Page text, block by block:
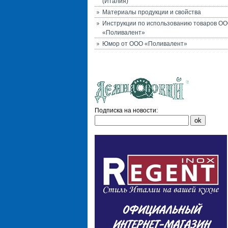
Материалы продукции и свойства
Инструкции по использованию товаров
«Поливалент»
Юмор от ООО «Поливалент»
Подписка на новости: